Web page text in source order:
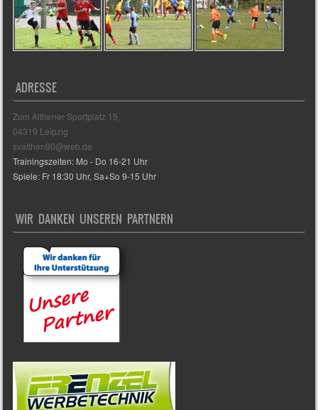
ADRESSE
Zum Althener Sportplatz 15,
04319 Leipzig
svalthen90@web.de
Trainingszeiten: Mo - Do 16-21 Uhr
Spiele: Fr 18:30 Uhr, Sa+So 9-15 Uhr
WIR DANKEN UNSEREN PARTNERN